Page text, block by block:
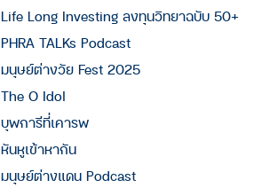
Life Long Investing ลงทุนวิทยาฉบับ 50+
PHRA TALKs Podcast
มนุษย์ต่างวัย Fest 2025
The O Idol
บุพการีที่เคารพ
หันหูเข้าหากัน
มนุษย์ต่างแดน Podcast